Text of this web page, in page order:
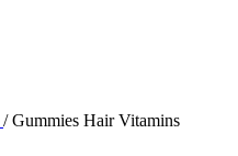
/ Gummies Hair Vitamins